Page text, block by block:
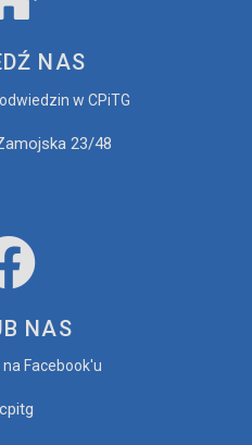
NAS
w CPiTG
23/48
NAS
na Facebook'u